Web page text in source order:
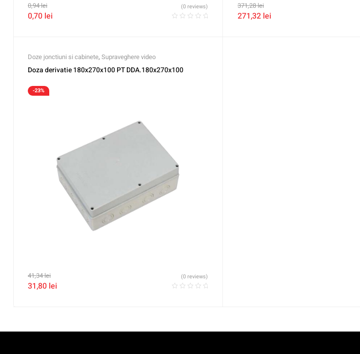
0,94lei
0,70 lei
(0 reviews) 371,28lei
271,32 lei
Doze jonctiuni si cabinete, Supraveghere video
Doza derivatie 180x270x100 PT DDA.180x270x100
-23%
41,34lei
31,80 lei
(0 reviews)